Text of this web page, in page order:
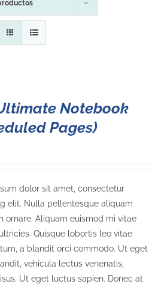
Notebook
Pages)
dolor sit amet, consectetur
elit. Nulla pellentesque aliquam
ornare. Aliquam euismod mi vitae
Quisque lobortis leo vitae
a blandit orci commodo. Ut eget
vehicula lectus venenatis,
Ut eget luctus sapien. Donec at